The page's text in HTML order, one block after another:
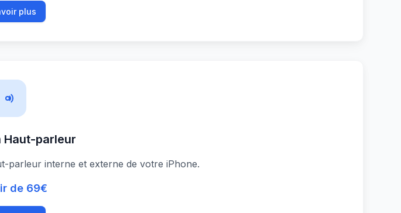
plus
Haut-parleur
parleur interne et externe de votre iPhone.
de 69€